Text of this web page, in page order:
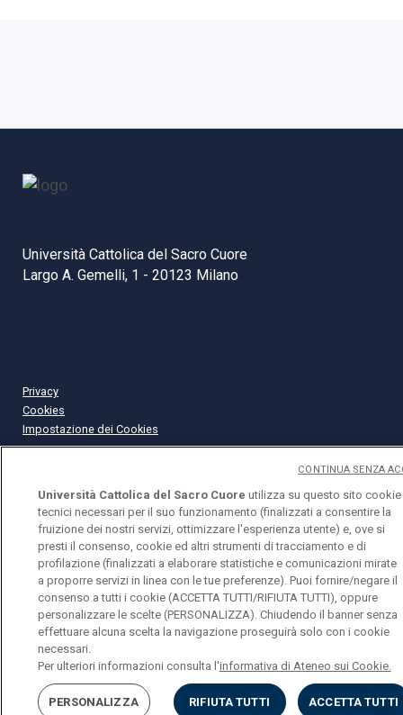
Università Cattolica del Sacro Cuore
Largo A. Gemelli, 1 - 20123 Milano
Privacy
Cookies
Impostazione dei Cookies
Università Cattolica del Sacro Cuore utilizza su questo sito cookie
tecnici necessari per il suo funzionamento (finalizzati a consentire la
fruizione dei nostri servizi, ottimizzare l'esperienza utente) e, ove si
presti il consenso, cookie ed altri strumenti di tracciamento e di
profilazione (finalizzati a elaborare statistiche e comunicazioni mirate
a proporre servizi in linea con le tue preferenze). Puoi fornire/negare il
consenso a tutti i cookie (ACCETTA TUTTI/RIFIUTA TUTTI), oppure
personalizzare le scelte (PERSONALIZZA). Chiudendo il banner senza
effettuare alcuna scelta la navigazione proseguirà solo con i cookie
necessari.
Per ulteriori informazioni consulta l'informativa di Ateneo sui Cookie.
ACCETTA TUTTI
RIFIUTA TUTTI
PERSONALIZZA
CONTINUA SENZA